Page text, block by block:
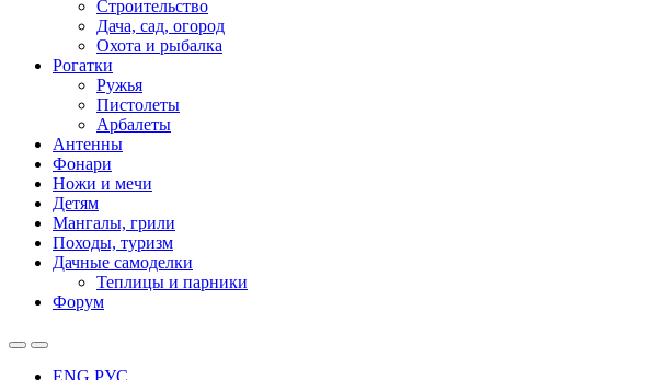
Строительство
Дача, сад, огород
Охота и рыбалка
Рогатки
Ружья
Пистолеты
Арбалеты
Антенны
Фонари
Ножи и мечи
Детям
Мангалы, грили
Походы, туризм
Дачные самоделки
Теплицы и парники
Форум
ENG РУС